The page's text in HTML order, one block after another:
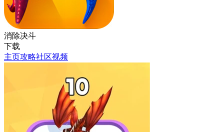
消除决斗
下载
主页攻略社区视频